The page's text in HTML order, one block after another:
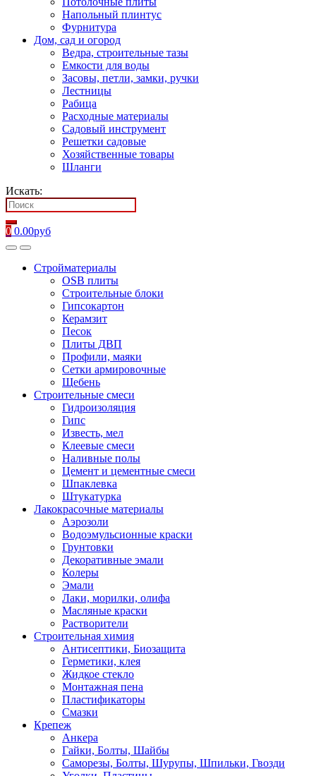
Напольный плинтус
Фурнитура
Дом, сад и огород
Ведра, строительные тазы
Емкости для воды
Засовы, петли, замки, ручки
Лестницы
Рабица
Расходные материалы
Садовый инструмент
Решетки садовые
Хозяйственные товары
Шланги
Искать:
0 0.00руб
Стройматериалы
OSB плиты
Строительные блоки
Гипсокартон
Керамзит
Песок
Плиты ДВП
Профили, маяки
Сетки армировочные
Щебень
Строительные смеси
Гидроизоляция
Гипс
Известь, мел
Клеевые смеси
Наливные полы
Цемент и цементные смеси
Шпаклевка
Штукатурка
Лакокрасочные материалы
Аэрозоли
Водоэмульсионные краски
Грунтовки
Декоративные эмали
Колеры
Эмали
Лаки, морилки, олифа
Масляные краски
Растворители
Строительная химия
Антисептики, Биозащита
Герметики, клея
Жидкое стекло
Монтажная пена
Пластификаторы
Смазки
Крепеж
Анкера
Гайки, Болты, Шайбы
Саморезы, Болты, Шурупы, Шпильки, Гвозди